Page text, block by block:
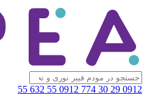
0912 29 30 774
0912 55 632 55